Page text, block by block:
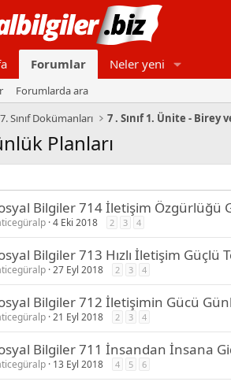
Forumlar Neler yeni
Forumlarda ara
7. Sınıf Dokümanları 7 . Sınıf 1. Ünite - Birey
Planları
Bilgiler 714 İletişim Özgürlüğü
4 Eki 2018 2 3 4
Bilgiler 713 Hızlı İletişim Güçlü
27 Eyl 2018 2 3 4
Bilgiler 712 İletişimin Gücü
21 Eyl 2018 2 3 4
Bilgiler 711 İnsandan İnsana
13 Eyl 2018 4 5 6